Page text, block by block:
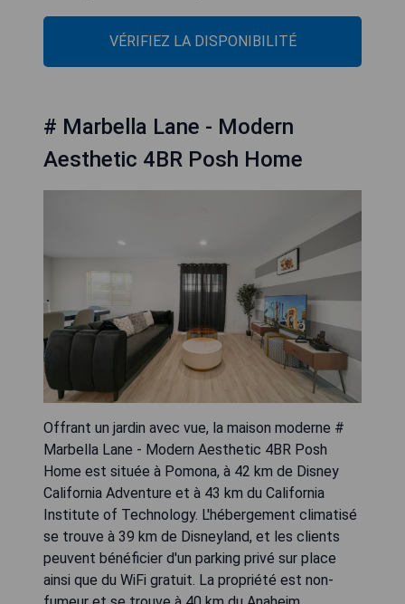
VÉRIFIEZ LA DISPONIBILITÉ
# Marbella Lane - Modern
Aesthetic 4BR Posh Home
Offrant un jardin avec vue, la maison moderne #
Marbella Lane - Modern Aesthetic 4BR Posh
Home est située à Pomona, à 42 km de Disney
California Adventure et à 43 km du California
Institute of Technology. L'hébergement climatisé
se trouve à 39 km de Disneyland, et les clients
peuvent bénéficier d'un parking privé sur place
ainsi que du WiFi gratuit. La propriété est non-